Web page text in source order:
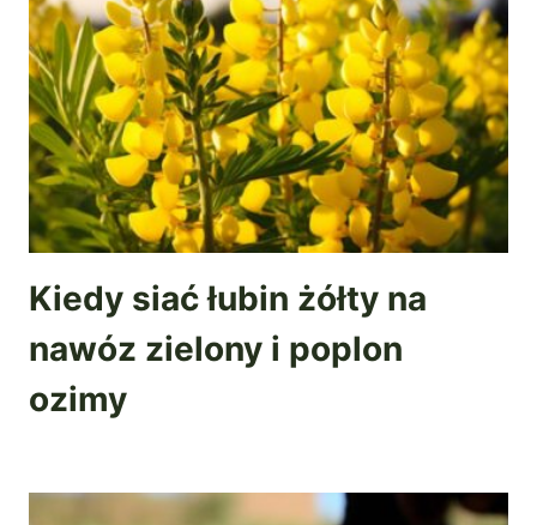
Kiedy siać łubin żółty na
nawóz zielony i poplon
ozimy